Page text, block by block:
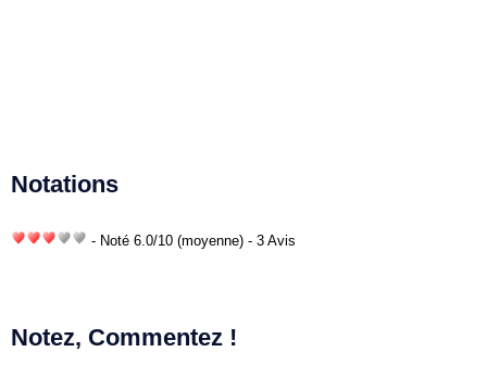
Notations
- Noté 6.0/10 (moyenne) - 3 Avis
Notez, Commentez !